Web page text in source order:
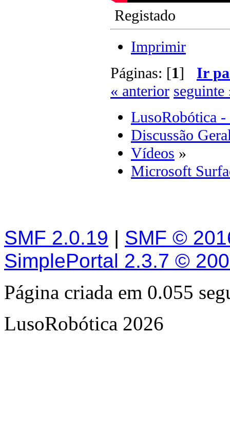
Registado
Imprimir
Páginas: [1] Ir
« anterior seguinte
LusoRobótica -
Discussão
Vídeos »
Microsoft
SMF 2.0.19 | SMF ©
SimplePortal 2.3.7 ©
Página criada em 0.055
LusoRobótica 2026